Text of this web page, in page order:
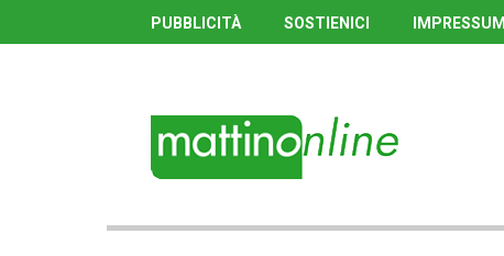
PUBBLICITÀ SOSTIENICI IMPRESSUM